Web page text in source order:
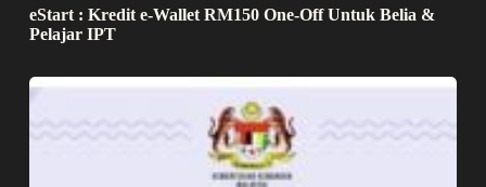
eStart : Kredit e-Wallet RM150 One-Off Untuk Belia &
Pelajar IPT